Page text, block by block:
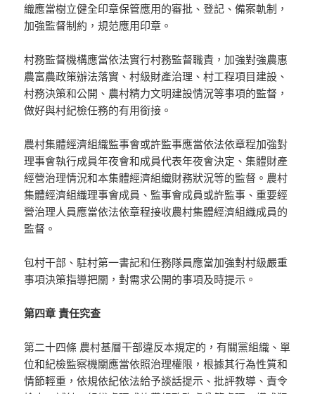
織應當樹立健全印章保管應用的審批、登記、備案軌制，
加強監督制約，規范應用印章。
村務監督機構應當依法實行村務監督職責，加強對強農惠
農富農政策辦法落實、村級財產治理、村工程項目建設、
村務決策和公開、農村精力文明建設情況等事項的監督，
做好與村紀檢任務的有用銜接。
農村集體經濟組織監事會或許監事應當依法依章程加強對
理事會執行成員年夜會和成員代表年夜會決定、集體財產
經營治理情況和本集體經濟組織財務狀況等的監督。農村
集體經濟組織理事會成員、監事會成員或許監事、重要經
營治理人員應當依法依章程接收農村集體經濟組織成員的
監督。
包村干部、駐村第一書記和任務隊員應當加強對村級嚴重
事項決策指導把關，對需求公開的事項及時提示。
第四章 責任究查
第二十四條 農村基層干部違反本規定的，有關黨組織、單
位和紀檢監察機關應當依照治理權限，根據其行為性質和
情節輕重，依規依紀依法給予談話提示、批評教導、責令